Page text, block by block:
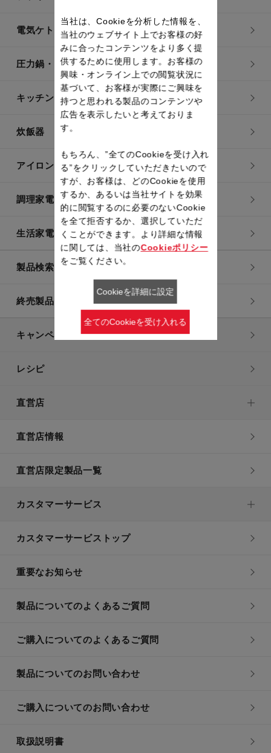
電気ケトル
圧力鍋・電気圧力鍋
キッチン用品
炊飯器
アイロン・衣類スチーマー
調理家電
生活家電
製品検索一覧
終売製品一覧
キャンペーン・特集
レシピ
直営店
直営店情報
直営店限定製品一覧
カスタマーサービス
カスタマーサービストップ
重要なお知らせ
製品についてのよくあるご質問
ご購入についてのよくあるご質問
製品についてのお問い合わせ
ご購入についてのお問い合わせ
取扱説明書
当社は、Cookieを分析した情報を、
当社のウェブサイト上でお客様の好
みに合ったコンテンツをより多く提
供するために使用します。お客様の
興味・オンライン上での閲覧状況に
基づいて、お客様が実際にご興味を
持つと思われる製品のコンテンツや
広告を表示したいと考えておりま
す。
もちろん、”全てのCookieを受け入れ
る”をクリックしていただきたいので
すが、お客様は、どのCookieを使用
するか、あるいは当社サイトを効果
的に閲覧するのに必要のないCookie
を全て拒否するか、選択していただ
くことができます。より詳細な情報
に関しては、当社のCookieポリシー
をご覧ください。
Cookieを詳細に設定
全てのCookieを受け入れる